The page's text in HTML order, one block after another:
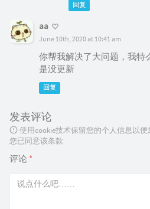
回复
aa
June 10th, 2020 at 10:41 am
你帮我解决了大问题，我特
是没更新
回复
发表评论
使用cookie技术保留您的个人信息以
您已同意该条款
评论 *